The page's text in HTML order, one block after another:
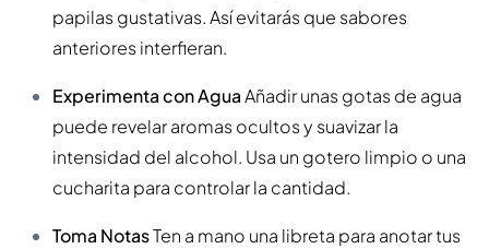
papilas gustativas. Así evitarás que sabores
anteriores interfieran.
Experimenta con AguaAñadir unas gotas de agua
puede revelar aromas ocultos y suavizar la
intensidad del alcohol. Usa un gotero limpio o una
cucharita para controlar la cantidad.
Toma NotasTen a mano una libreta para anotar tus